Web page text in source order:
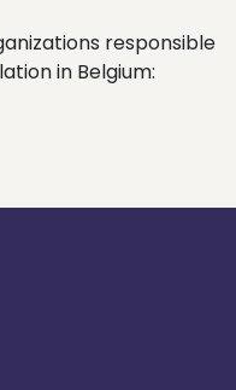
responsible
in Belgium: